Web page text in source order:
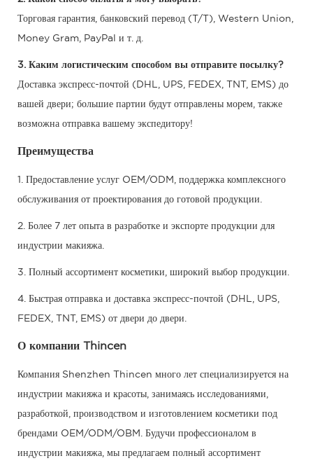
Торговая гарантия, банковский перевод (T/T), Western Union,
Money Gram, PayPal и т. д.
3. Каким логистическим способом вы отправите посылку?
Доставка экспресс-почтой (DHL, UPS, FEDEX, TNT, EMS) до
вашей двери; большие партии будут отправлены морем, также
возможна отправка вашему экспедитору!
Преимущества
1. Предоставление услуг OEM/ODM, поддержка комплексного
обслуживания от проектирования до готовой продукции.
2. Более 7 лет опыта в разработке и экспорте продукции для
индустрии макияжа.
3. Полный ассортимент косметики, широкий выбор продукции.
4. Быстрая отправка и доставка экспресс-почтой (DHL, UPS,
FEDEX, TNT, EMS) от двери до двери.
О компании Thincen
Компания Shenzhen Thincen много лет специализируется на
индустрии макияжа и красоты, занимаясь исследованиями,
разработкой, производством и изготовлением косметики под
брендами OEM/ODM/OBM. Будучи профессионалом в
индустрии макияжа, мы предлагаем полный ассортимент